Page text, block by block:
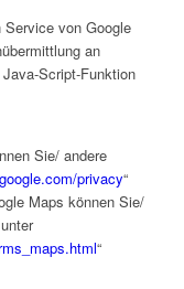
Service von Google
an
Script-Funktion
Sie/ andere
privacy“
Maps können Sie/
“